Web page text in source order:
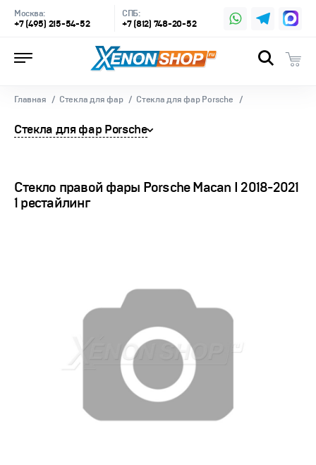
Москва:
+7 (495) 215-54-52
СПБ:
+7 (812) 748-20-52
Главная Стекла для фар Стекла для фар Porsche
Стекла для фар Porsche
Стекло правой фары Porsche Macan I 2018-2021
1 рестайлинг